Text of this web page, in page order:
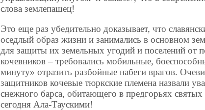
слова землепашец!
Это еще раз убедительно доказывает, что
оседлый образ жизни и занимались в основном
для защиты их земельных угодий и поселений от
кочевников – требовались мобильные,
минуту» отразить разбойные набеги врагов.
защитников кочевые тюркские племена назвали
снежного барса, обитающего в предгорьях
сегодня Ала-Таускими!